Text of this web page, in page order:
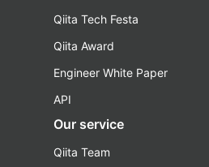
Qiita Tech Festa
Qiita Award
Engineer White Paper
API
Our service
Qiita Team